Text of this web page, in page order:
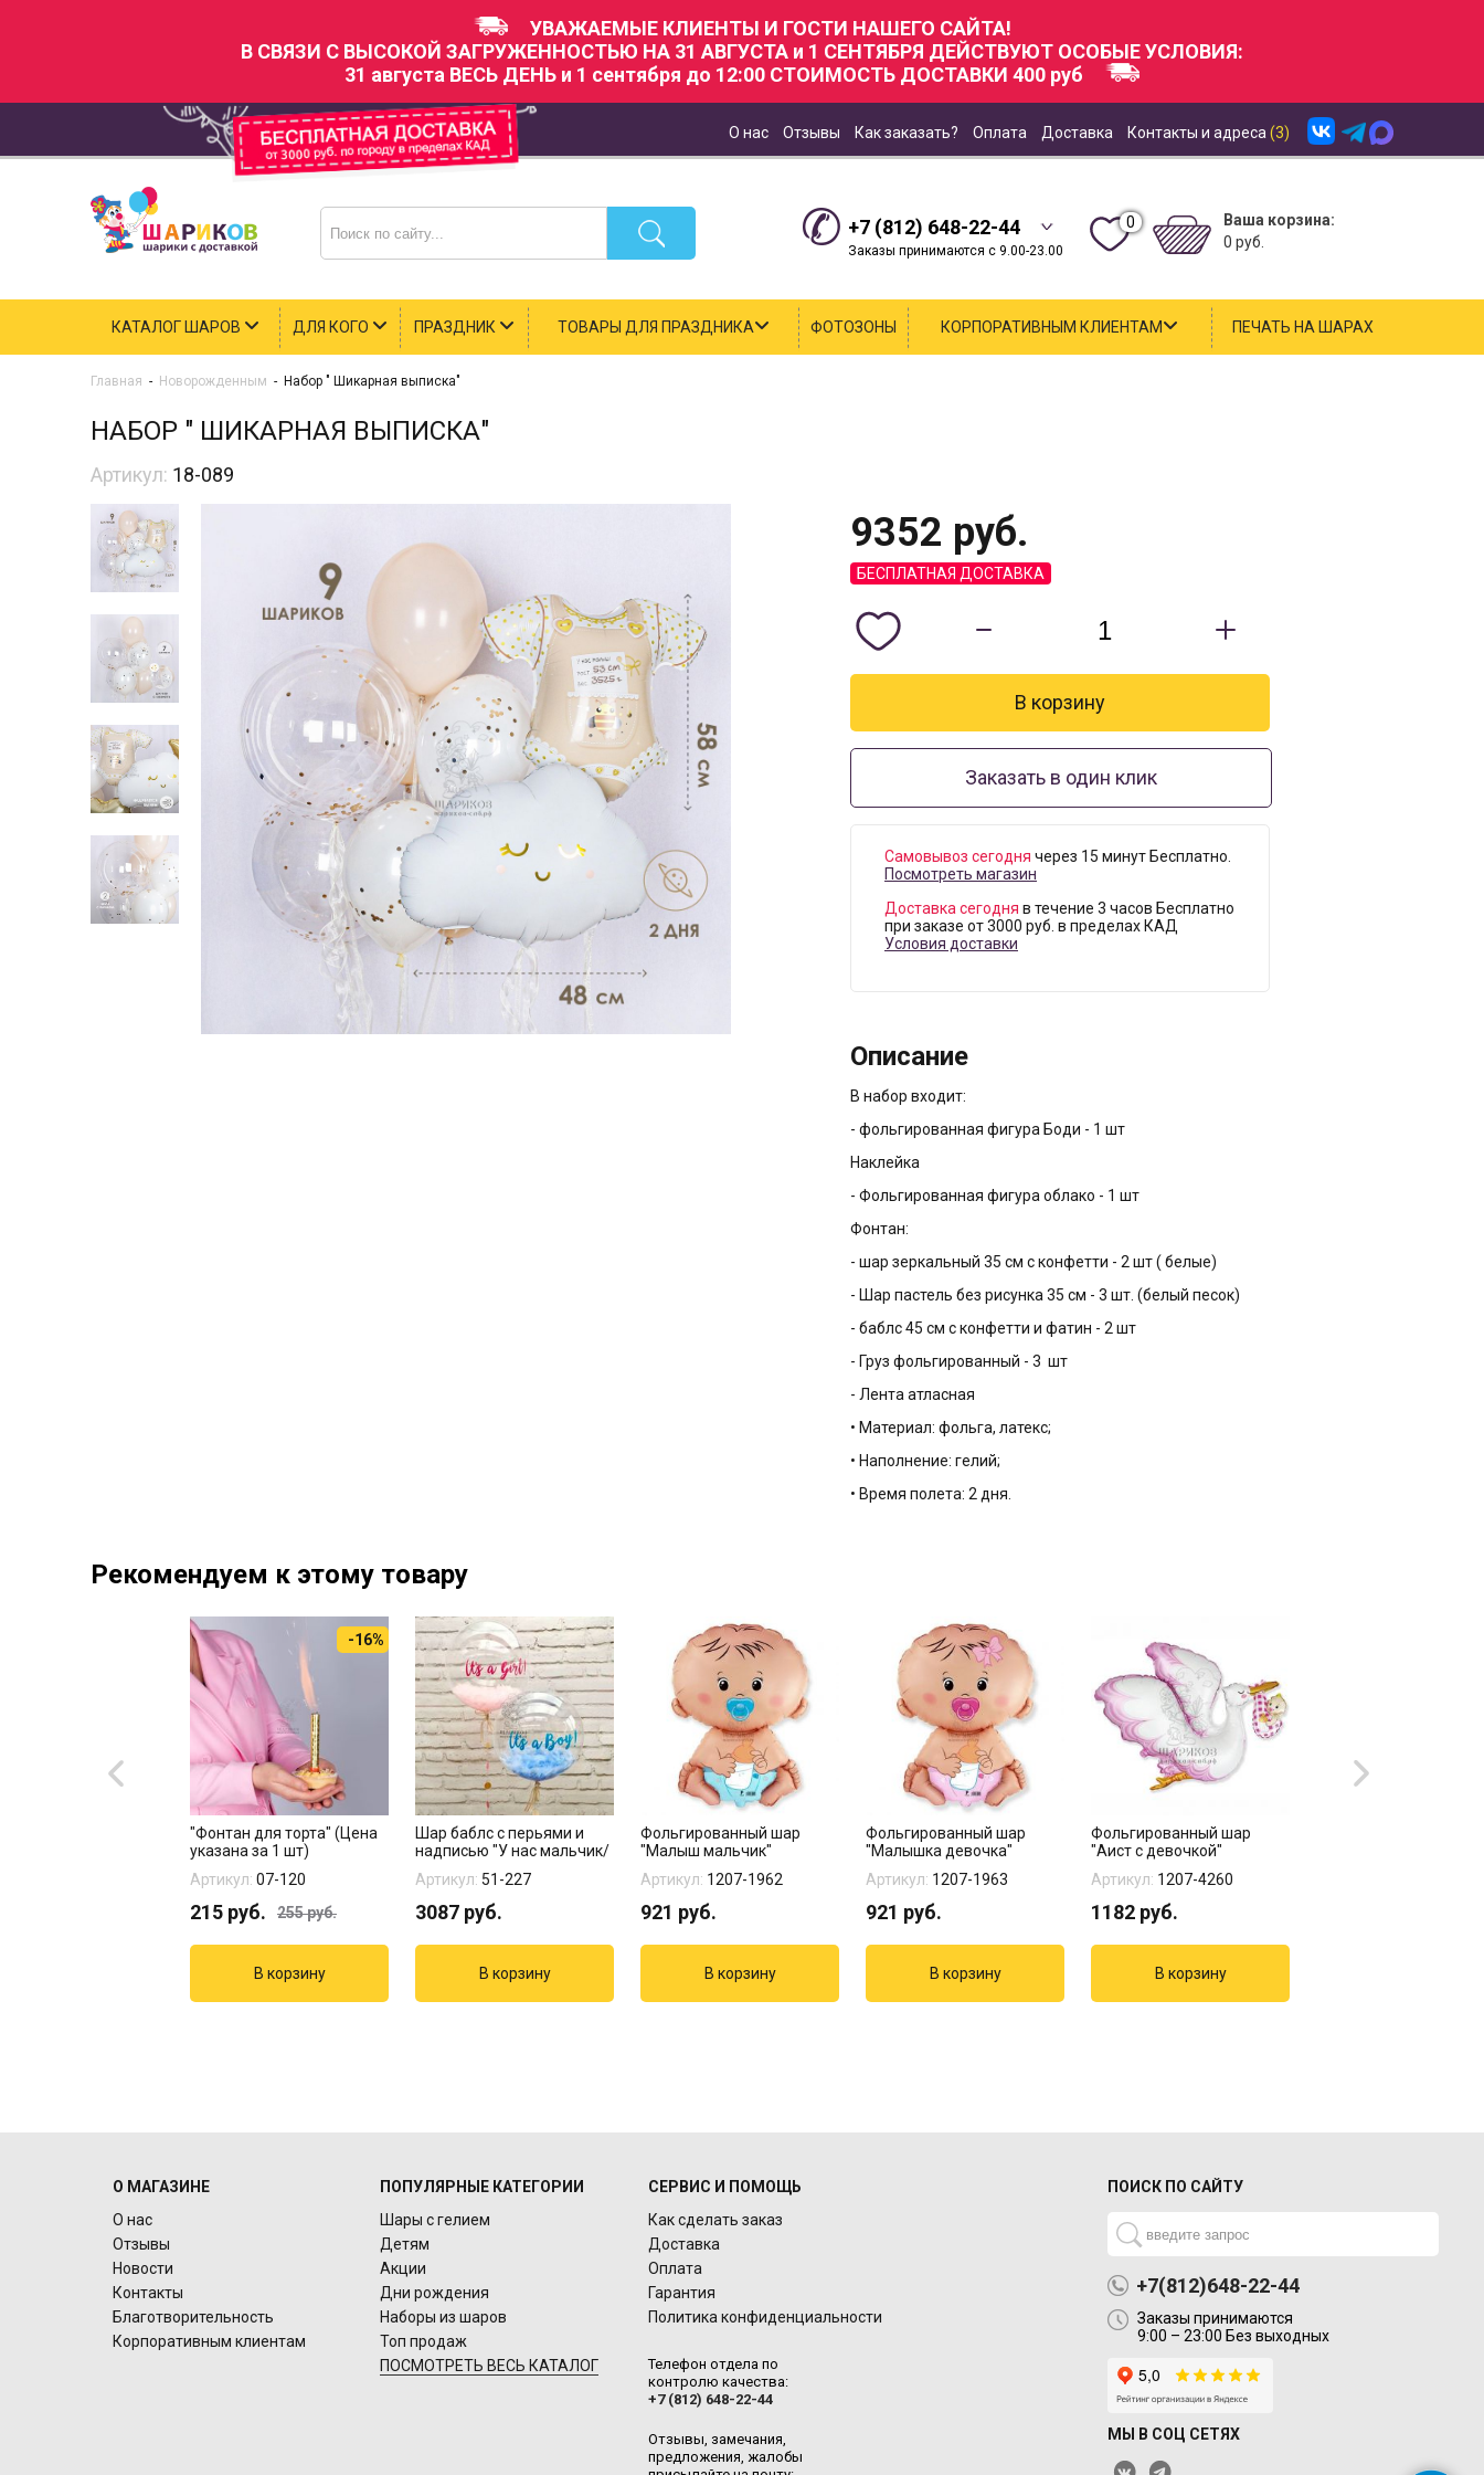
УВАЖАЕМЫЕ КЛИЕНТЫ И ГОСТИ НАШЕГО САЙТА!
В СВЯЗИ С ВЫСОКОЙ ЗАГРУЖЕННОСТЬЮ НА 31 АВГУСТА и 1 СЕНТЯБРЯ ДЕЙСТВУЮТ ОСОБЫЕ УСЛОВИЯ:
31 августа ВЕСЬ ДЕНЬ и 1 сентября до 12:00 СТОИМОСТЬ ДОСТАВКИ 400 руб
О нас Отзывы Как заказать? Оплата Доставка Контакты и адреса (3)
+7 (812) 648-22-44
Заказы принимаются с 9.00-23.00
0
Ваша корзина:
0 руб.
КАТАЛОГ ШАРОВ ДЛЯ КОГО ПРАЗДНИК ТОВАРЫ ДЛЯ ПРАЗДНИКА ФОТОЗОНЫ КОРПОРАТИВНЫМ КЛИЕНТАМ ПЕЧАТЬ НА ШАРАХ
Главная - Новорожденным - Набор " Шикарная выписка"
НАБОР " ШИКАРНАЯ ВЫПИСКА"
Артикул: 18-089
9352 руб.
БЕСПЛАТНАЯ ДОСТАВКА
Заказать в один клик
Самовывоз сегодня через 15 минут Бесплатно.
Посмотреть магазин
Доставка сегодня в течение 3 часов Бесплатно
при заказе от 3000 руб. в пределах КАД
Условия доставки
Описание
В набор входит:
- фольгированная фигура Боди - 1 шт
Наклейка
- Фольгированная фигура облако - 1 шт
Фонтан:
- шар зеркальный 35 см с конфетти - 2 шт ( белые)
- Шар пастель без рисунка 35 см - 3 шт. (белый песок)
- баблс 45 см с конфетти и фатин - 2 шт
- Груз фольгированный - 3 шт
- Лента атласная
• Материал: фольга, латекс;
• Наполнение: гелий;
• Время полета: 2 дня.
Рекомендуем к этому товару
-16%
"Фонтан для торта" (Цена
указана за 1 шт)
Артикул: 07-120
215 руб. 255руб.
Шар баблс с перьями и
надписью "У нас мальчик/
Артикул: 51-227
3087 руб.
Фольгированный шар
"Малыш мальчик"
Артикул: 1207-1962
921 руб.
Фольгированный шар
"Малышка девочка"
Артикул: 1207-1963
921 руб.
Фольгированный шар
"Аист с девочкой"
Артикул: 1207-4260
1182 руб.
О МАГАЗИНЕ
О нас
Отзывы
Новости
Контакты
Благотворительность
Корпоративным клиентам
ПОПУЛЯРНЫЕ КАТЕГОРИИ
Шары с гелием
Детям
Акции
Дни рождения
Наборы из шаров
Топ продаж
ПОСМОТРЕТЬ ВЕСЬ КАТАЛОГ
СЕРВИС И ПОМОЩЬ
Как сделать заказ
Доставка
Оплата
Гарантия
Политика конфиденциальности
Телефон отдела по
контролю качества:
+7 (812) 648-22-44
Отзывы, замечания,
предложения, жалобы
ПОИСК ПО САЙТУ
+7(812)648-22-44
Заказы принимаются
9:00 – 23:00 Без выходных
МЫ В СОЦ СЕТЯХ